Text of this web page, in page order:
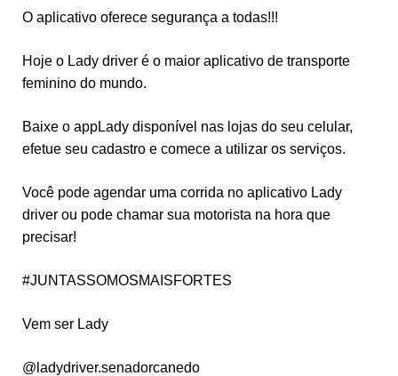
O aplicativo oferece segurança a todas!!!
Hoje o Lady driver é o maior aplicativo de transporte
feminino do mundo.
Baixe o appLady disponível nas lojas do seu celular,
efetue seu cadastro e comece a utilizar os serviços.
Você pode agendar uma corrida no aplicativo Lady
driver ou pode chamar sua motorista na hora que
precisar!
#JUNTASSOMOSMAISFORTES
Vem ser Lady
@ladydriver.senadorcanedo